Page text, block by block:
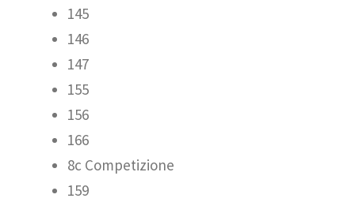
145
146
147
155
156
166
8c Competizione
159